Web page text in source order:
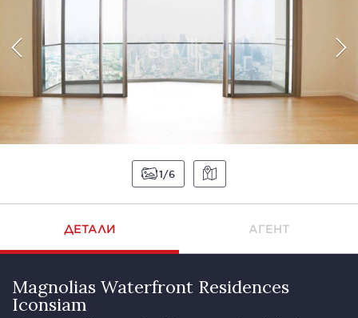
1 6
ДЕТАЛИ АГЕНТ
Magnolias Waterfront Residences
Iconsiam